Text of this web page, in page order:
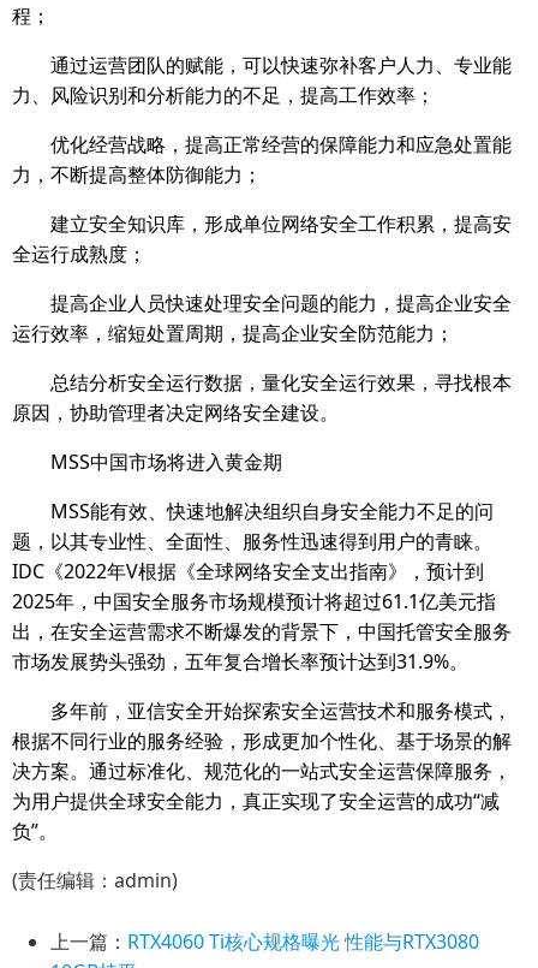
程；
通过运营团队的赋能，可以快速弥补客户人力、专业能
力、风险识别和分析能力的不足，提高工作效率；
优化经营战略，提高正常经营的保障能力和应急处置能
力，不断提高整体防御能力；
建立安全知识库，形成单位网络安全工作积累，提高安
全运行成熟度；
提高企业人员快速处理安全问题的能力，提高企业安全
运行效率，缩短处置周期，提高企业安全防范能力；
总结分析安全运行数据，量化安全运行效果，寻找根本
原因，协助管理者决定网络安全建设。
MSS中国市场将进入黄金期
MSS能有效、快速地解决组织自身安全能力不足的问
题，以其专业性、全面性、服务性迅速得到用户的青睐。
IDC《2022年V根据《全球网络安全支出指南》，预计到
2025年，中国安全服务市场规模预计将超过61.1亿美元指
出，在安全运营需求不断爆发的背景下，中国托管安全服务
市场发展势头强劲，五年复合增长率预计达到31.9%。
多年前，亚信安全开始探索安全运营技术和服务模式，
根据不同行业的服务经验，形成更加个性化、基于场景的解
决方案。通过标准化、规范化的一站式安全运营保障服务，
为用户提供全球安全能力，真正实现了安全运营的成功“减
负”。
(责任编辑：admin)
上一篇： RTX4060 Ti核心规格曝光 性能与RTX3080